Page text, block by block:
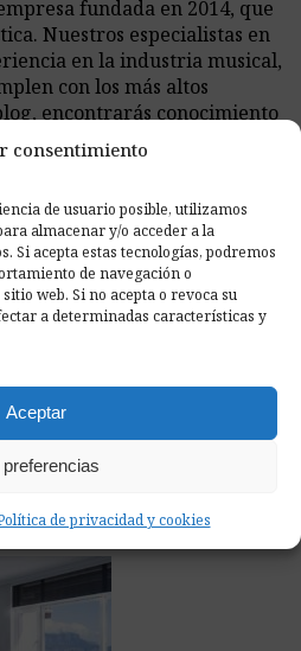
consentimiento
de usuario posible, utilizamos
almacenar y/o acceder a la
Si acepta estas tecnologías, podremos
de navegación o
web. Si no acepta o revoca su
a determinadas características y
Aceptar
preferencias
de privacidad y cookies
fundada en 2014, que
Nuestros especialistas en
en la industria musical,
con los más altos
encontrarás conocimiento
de sonido,
prácticos.
Añadidos
la oficina: lo que realmente